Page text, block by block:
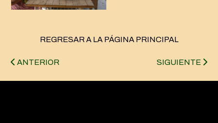
REGRESAR A LA PÁGINA PRINCIPAL
de
entradas
ANTERIOR SIGUIENTE